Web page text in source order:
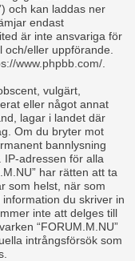
och kan laddas ner
endast
är inte ansvariga för
eller uppförande.
www.phpbb.com/
vulgärt,
eller något annat
lagar i landet där
Om du bryter mot
bannlysning
IP-adressen för alla
har rätten att ta
som helst, när som
du skriver in
inte att delges till
“FORUM.M.NU”
intrångsförsök som